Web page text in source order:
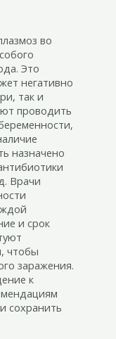
во
Это
негативно
так и
проводить
назначено
Врачи
и срок
чтобы
заражения.
к
сохранить